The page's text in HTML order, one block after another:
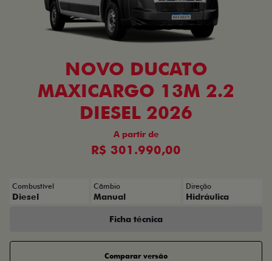
NOVO DUCATO
MAXICARGO 13M 2.2
DIESEL 2026
A partir de
R$ 301.990,00
Combustível
Diesel
Câmbio
Manual
Direção
Hidráulica
Ficha técnica
Comparar versão